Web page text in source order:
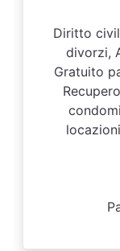
Diritto
divorzi,
Gratuito